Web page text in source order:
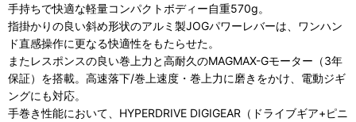
手持ちで快適な軽量コンパクトボディー自重570g。
指掛かりの良い斜め形状のアルミ製JOGパワーレバーは、ワンハン
ド直感操作に更なる快適性をもたらせた。
またレスポンスの良い巻上力と高耐久のMAGMAX-Gモーター（3年
保証）を搭載。高速落下/巻上速度・巻上力に磨きをかけ、電動ジギ
ングにも対応。
手巻き性能において、HYPERDRIVE DIGIGEAR（ドライブギア+ピニ